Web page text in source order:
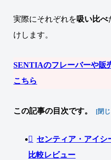
実際にそれぞれを吸い比べ
けします。
SENTIAのフレーバーや販
こちら
この記事の目次です。
センティア・アイシ
比較レビュー